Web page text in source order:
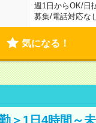
週1日からOK/日
募集/電話対応な
気になる！
＞1日4時間～